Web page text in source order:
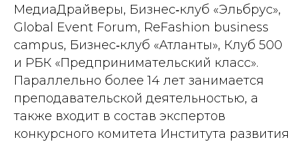
МедиаДрайверы, Бизнес‑клуб «Эльбрус»,
Global Event Forum, ReFashion business
campus, Бизнес‑клуб «Атланты», Клуб 500
и РБК «Предпринимательский класс».
Параллельно более 14 лет занимается
преподавательской деятельностью, а
также входит в состав экспертов
конкурсного комитета Института развития